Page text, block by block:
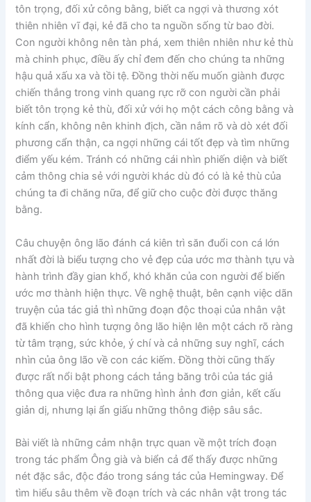
tôn trọng, đối xử công bằng, biết ca ngợi và thương xót
thiên nhiên vĩ đại, kẻ đã cho ta nguồn sống từ bao đời.
Con người không nên tàn phá, xem thiên nhiên như kẻ thù
mà chinh phục, điều ấy chỉ đem đến cho chúng ta những
hậu quả xấu xa và tồi tệ. Đồng thời nếu muốn giành được
chiến thắng trong vinh quang rực rỡ con người cần phải
biết tôn trọng kẻ thù, đối xử với họ một cách công bằng và
kính cẩn, không nên khinh địch, cần nắm rõ và dò xét đối
phương cẩn thận, ca ngợi những cái tốt đẹp và tìm những
điểm yếu kém. Tránh có những cái nhìn phiến diện và biết
cảm thông chia sẻ với người khác dù đó có là kẻ thù của
chúng ta đi chăng nữa, để giữ cho cuộc đời được thăng
bằng.
Câu chuyện ông lão đánh cá kiên trì săn đuổi con cá lớn
nhất đời là biểu tượng cho vẻ đẹp của ước mơ thành tựu và
hành trình đầy gian khổ, khó khăn của con người để biến
ước mơ thành hiện thực. Về nghệ thuật, bên cạnh việc dãn
truyện của tác giả thì những đoạn độc thoại của nhân vật
đã khiến cho hình tượng ông lão hiện lên một cách rõ ràng
từ tâm trạng, sức khỏe, ý chí và cả những suy nghĩ, cách
nhìn của ông lão về con các kiếm. Đồng thời cũng thấy
được rất nổi bật phong cách tảng băng trôi của tác giả
thông qua việc đưa ra những hình ảnh đơn giản, kết cấu
giản dị, nhưng lại ẩn giấu những thông điệp sâu sắc.
Bài viết là những cảm nhận trực quan về một trích đoạn
trong tác phẩm Ông già và biển cả để thấy được những
nét đặc sắc, độc đáo trong sáng tác của Hemingway. Để
tìm hiểu sâu thêm về đoạn trích và các nhân vật trong tác